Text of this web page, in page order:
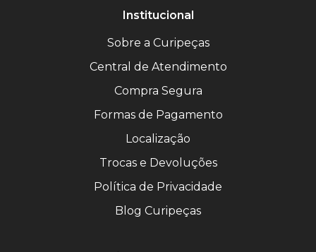
Institucional
Sobre a Curipeças
Central de Atendimento
Compra Segura
Formas de Pagamento
Localização
Trocas e Devoluções
Política de Privacidade
Blog Curipeças